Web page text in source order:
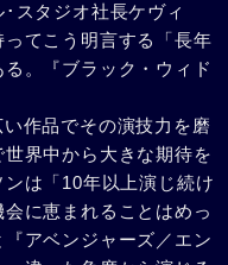
スタジオ社長ケヴィ
てこう明言する「長年
。『ブラック・ウィド
作品でその演技力を磨
界中から大きな期待を
は「10年以上演じ続け
に恵まれることはめっ
アベンジャーズ／エン